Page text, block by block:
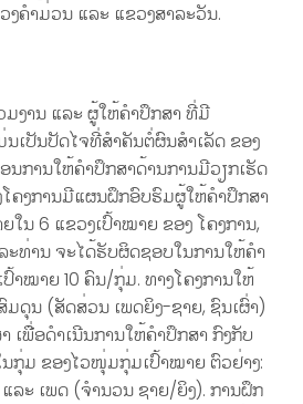
ງຄໍາມ່ວນ ແລະ ແຂວງສາລະວັນ.​
ງານ ແລະ ຜູ້ໃຫ້ຄໍາປຶກສາ ທີ່ມີ
ເປັນປັດໄຈທີ່ສໍາຄັນຕໍ່ຜົນສໍາເລັດ ຂອງ
ການໃຫ້ຄໍາປຶກສາດ້ານການມີວຽກເຮັດ
ໂຄງການມີແຜນຝຶກອົບຮົມຜູ້ໃຫ້ຄໍາປຶກສາ
ໃນ 6 ແຂວງເປົ້າໝາຍ ຂອງ ໂຄງການ,
ທ່ານ ຈະໄດ້ຮັບຜິດຊອບໃນການໃຫ້ຄໍາ
ໝາຍ 10 ຄົນ/ກຸ່ມ. ທາງໂຄງການໃຫ້
ດຸນ (ສັດສ່ວນ ເພດຍິງ-ຊາຍ, ຊົນເຜົ່າ)
ເພື່ອດໍາເນີນການໃຫ້ຄໍາປຶກສາ ກົງກັບ
ກຸ່ມ ຂອງໄວໜຸ່ມກຸ່ມເປົ້າໝາຍ ຕົວຢ່າງ:
ລະ ເພດ (ຈໍານວນ ຊາຍ/ຍິງ). ການຝຶກ